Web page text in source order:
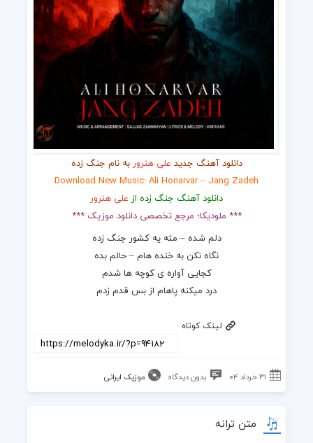
دانلود آهنگ جدید علی هنرور به نام جنگ زده
Download New Music: Ali Honarvar – Jang Zadeh
دانلود آهنگ جنگ زده از علی هنرور
*** ملودیکا؛ مرجع تخصصی دانلود موزیک ***
دلم شده – مثه یه کشور جنگ زده
نگاه نکن به خنده هام – حالم بده
کجایی آواره ی کوچه ها شدم
درد میکنه پاهام از بس قدم زدم
لینک کوتاه
۳۱ خرداد ۰۴ بدون دیدگاه موزیک ایرانی
متن ترانه